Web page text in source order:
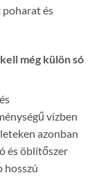
poharat és
még külön só
vízben
azonban
és öblítőszer
hosszú